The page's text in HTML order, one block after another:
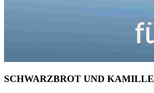
SCHWARZBROT UND KAMILLE